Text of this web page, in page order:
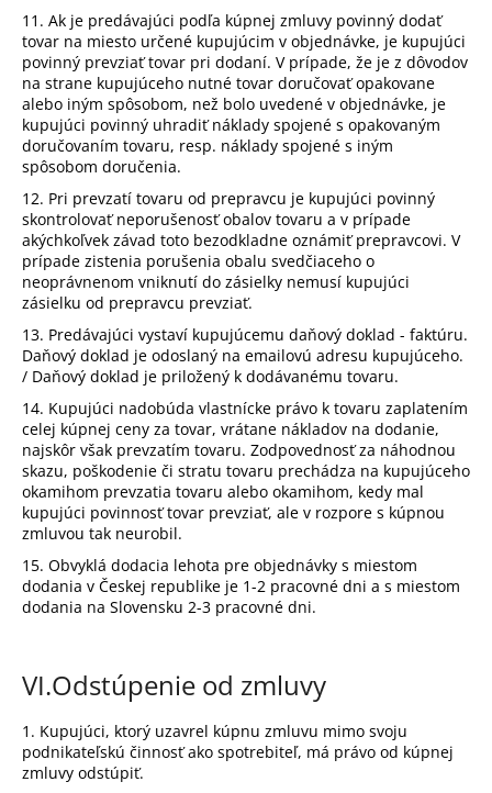
11. Ak je predávajúci podľa kúpnej zmluvy povinný dodať
tovar na miesto určené kupujúcim v objednávke, je kupujúci
povinný prevziať tovar pri dodaní. V prípade, že je z dôvodov
na strane kupujúceho nutné tovar doručovať opakovane
alebo iným spôsobom, než bolo uvedené v objednávke, je
kupujúci povinný uhradiť náklady spojené s opakovaným
doručovaním tovaru, resp. náklady spojené s iným
spôsobom doručenia.
12. Pri prevzatí tovaru od prepravcu je kupujúci povinný
skontrolovať neporušenosť obalov tovaru a v prípade
akýchkoľvek závad toto bezodkladne oznámiť prepravcovi. V
prípade zistenia porušenia obalu svedčiaceho o
neoprávnenom vniknutí do zásielky nemusí kupujúci
zásielku od prepravcu prevziať.
13. Predávajúci vystaví kupujúcemu daňový doklad - faktúru.
Daňový doklad je odoslaný na emailovú adresu kupujúceho.
/ Daňový doklad je priložený k dodávanému tovaru.
14. Kupujúci nadobúda vlastnícke právo k tovaru zaplatením
celej kúpnej ceny za tovar, vrátane nákladov na dodanie,
najskôr však prevzatím tovaru. Zodpovednosť za náhodnou
skazu, poškodenie či stratu tovaru prechádza na kupujúceho
okamihom prevzatia tovaru alebo okamihom, kedy mal
kupujúci povinnosť tovar prevziať, ale v rozpore s kúpnou
zmluvou tak neurobil.
15. Obvyklá dodacia lehota pre objednávky s miestom
dodania v Českej republike je 1-2 pracovné dni a s miestom
dodania na Slovensku 2-3 pracovné dni.
VI.Odstúpenie od zmluvy
1. Kupujúci, ktorý uzavrel kúpnu zmluvu mimo svoju
podnikateľskú činnosť ako spotrebiteľ, má právo od kúpnej
zmluvy odstúpiť.